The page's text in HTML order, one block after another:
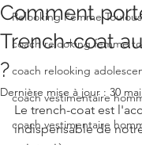
Relooking Femme
coach relooking femme
coach relooking
coach vestimentaire
coach vestimentaire
Comment
Trench-coat
?
Dernière mise à jour : 30
Le trench-coat est
indispensable de